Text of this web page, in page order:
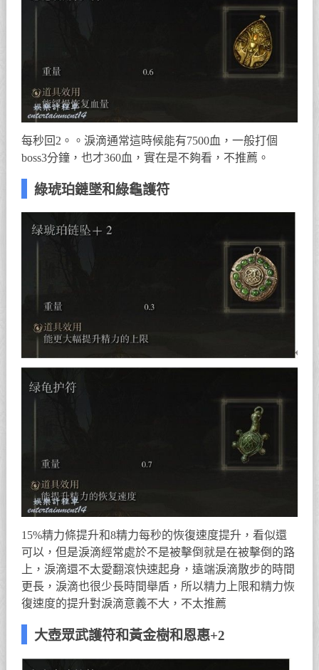
每秒回2。。淚滴通常這時候能有7500血，一般打個
boss3分鐘，也才360血，實在是不夠看，不推薦。
綠琥珀鏈墜和綠龜護符
15%精力條提升和8精力每秒的恢復速度提升，看似還
可以，但是淚滴經常處於不是被擊倒就是在被擊倒的路
上，淚滴還不太愛翻滾快速起身，遠端淚滴散步的時間
更長，淚滴也很少長時間舉盾，所以精力上限和精力恢
復速度的提升對淚滴意義不大，不太推薦
大壺眾武護符和黃金樹和恩惠+2